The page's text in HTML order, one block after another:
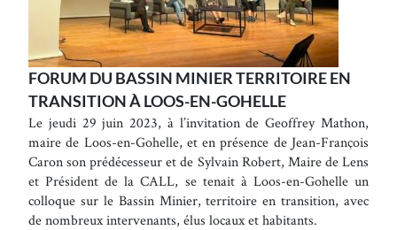
FORUM DU BASSIN MINIER TERRITOIRE EN
TRANSITION À LOOS-EN-GOHELLE
Le jeudi 29 juin 2023, à l’invitation de Geoffrey Mathon,
maire de Loos-en-Gohelle, et en présence de Jean-François
Caron son prédécesseur et de Sylvain Robert, Maire de Lens
et Président de la CALL, se tenait à Loos-en-Gohelle un
colloque sur le Bassin Minier, territoire en transition, avec
de nombreux intervenants, élus locaux et habitants.